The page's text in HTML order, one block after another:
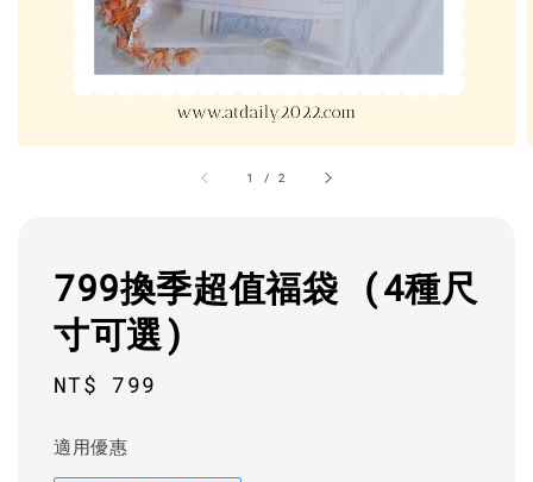
1 /2
799換季超值福袋 (4種尺
寸可選)
Regular
NT$ 799
適用優惠